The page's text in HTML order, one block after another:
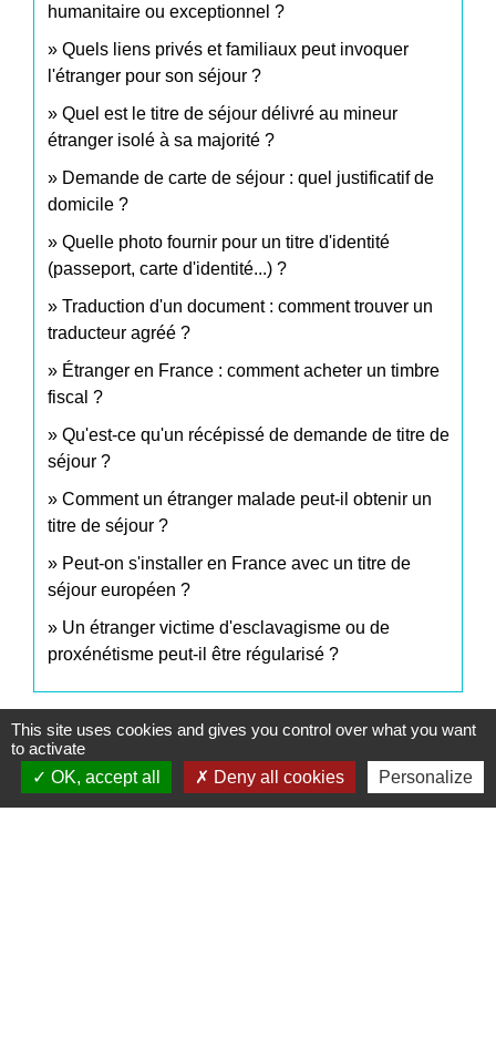
humanitaire ou exceptionnel ?
Quels liens privés et familiaux peut invoquer
l'étranger pour son séjour ?
Quel est le titre de séjour délivré au mineur
étranger isolé à sa majorité ?
Demande de carte de séjour : quel justificatif de
domicile ?
Quelle photo fournir pour un titre d'identité
(passeport, carte d'identité...) ?
Traduction d'un document : comment trouver un
traducteur agréé ?
Étranger en France : comment acheter un timbre
fiscal ?
Qu'est-ce qu'un récépissé de demande de titre de
séjour ?
Comment un étranger malade peut-il obtenir un
titre de séjour ?
Peut-on s'installer en France avec un titre de
séjour européen ?
Un étranger victime d'esclavagisme ou de
proxénétisme peut-il être régularisé ?
Et aussi
Séjour en France de la famille d'un citoyen
This site uses cookies and gives you control over what you want
to activate
OK, accept all
Deny all cookies Personalize